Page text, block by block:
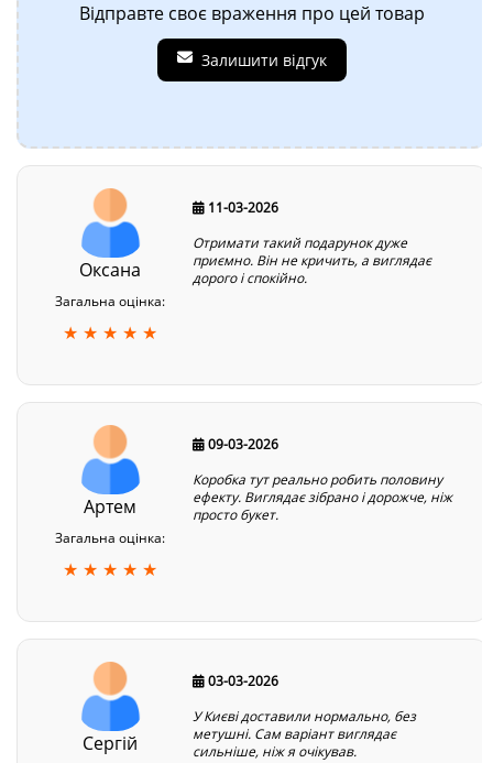
Відправте своє враження про цей товар
Залишити відгук
Оксана
Загальна оцінка:
★ ★ ★ ★ ★
11-03-2026
Отримати такий подарунок дуже
приємно. Він не кричить, а виглядає
дорого і спокійно.
Артем
Загальна оцінка:
★ ★ ★ ★ ★
09-03-2026
Коробка тут реально робить половину
ефекту. Виглядає зібрано і дорожче, ніж
просто букет.
Сергій
03-03-2026
У Києві доставили нормально, без
метушні. Сам варіант виглядає
сильніше, ніж я очікував.